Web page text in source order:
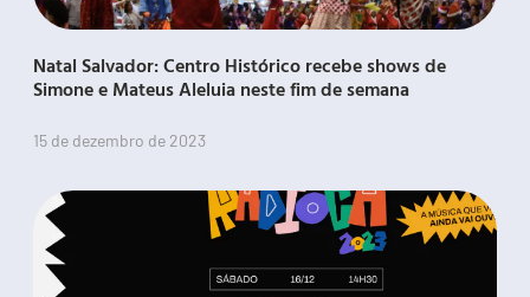
Natal Salvador: Centro Histórico recebe shows de
Simone e Mateus Aleluia neste fim de semana
15 de dezembro de 2023